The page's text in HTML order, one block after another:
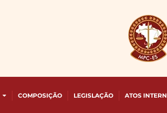
COMPOSIÇÃO LEGISLAÇÃO ATOS